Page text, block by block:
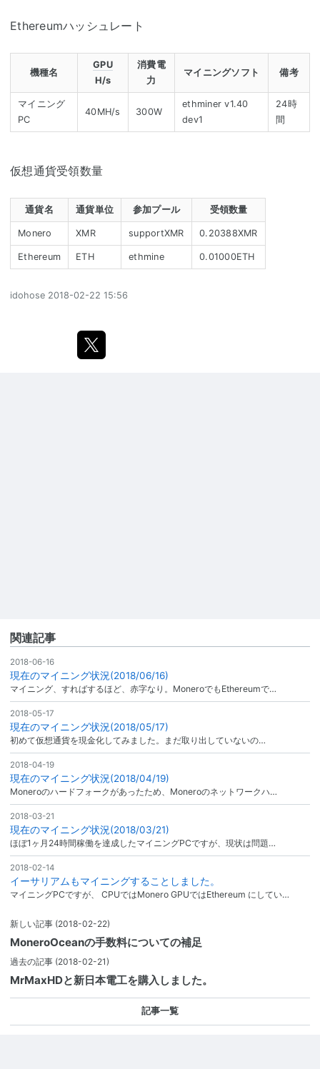
Ethereumハッシュレート
機種名
GPU
H/s
消費電
力
マイニングソフト 備考
マイニング
PC
40MH/s 300W
ethminer v1.40
dev1
24時
間
仮想通貨受領数量
通貨名 通貨単位 参加プール 受領数量
Monero XMR supportXMR 0.20388XMR
Ethereum ETH ethmine 0.01000ETH
idohose 2018-02-22 15:56
関連記事
2018-06-16
現在のマイニング状況(2018/06/16)
マイニング、すればするほど、赤字なり。MoneroでもEthereumで…
2018-05-17
現在のマイニング状況(2018/05/17)
初めて仮想通貨を現金化してみました。まだ取り出していないの…
2018-04-19
現在のマイニング状況(2018/04/19)
Moneroのハードフォークがあったため、Moneroのネットワークハ…
2018-03-21
現在のマイニング状況(2018/03/21)
ほぼ1ヶ月24時間稼働を達成したマイニングPCですが、現状は問題…
2018-02-14
イーサリアムもマイニングすることしました。
マイニングPCですが、 CPUではMonero GPUではEthereum にしてい…
新しい記事 (2018-02-22)
MoneroOceanの手数料についての補足
過去の記事 (2018-02-21)
MrMaxHDと新日本電工を購入しました。
記事一覧